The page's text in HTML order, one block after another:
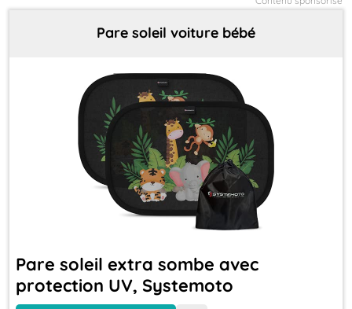
Pare soleil voiture bébé
Pare soleil extra sombe avec
protection UV, Systemoto